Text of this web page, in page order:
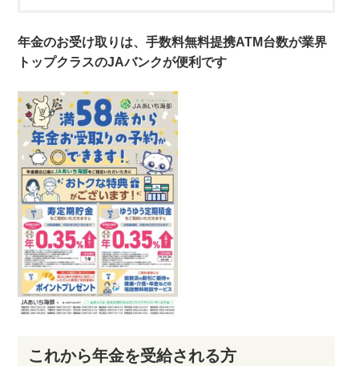
年金のお受け取りは、手数料無料提携ATM台数が業界
トップクラスのJAバンクが便利です
これから年金を受給される方